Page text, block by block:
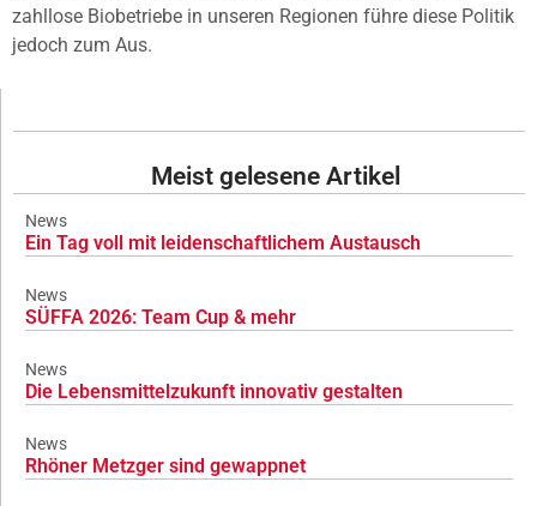
zahllose Biobetriebe in unseren Regionen führe diese Politik
jedoch zum Aus.
Meist gelesene Artikel
News
Ein Tag voll mit leidenschaftlichem Austausch
News
SÜFFA 2026: Team Cup & mehr
News
Die Lebensmittelzukunft innovativ gestalten
News
Rhöner Metzger sind gewappnet